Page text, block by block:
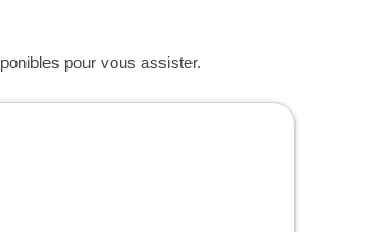
pour vous assister.